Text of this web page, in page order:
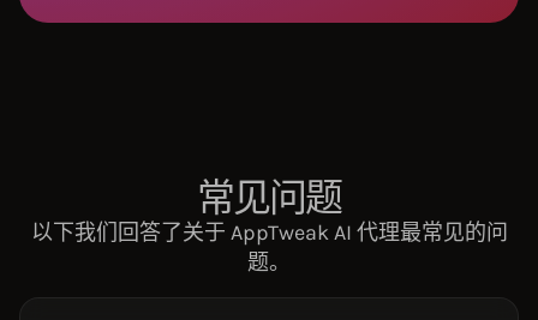
常见问题
以下我们回答了关于 AppTweak AI 代理最常见的问
题。